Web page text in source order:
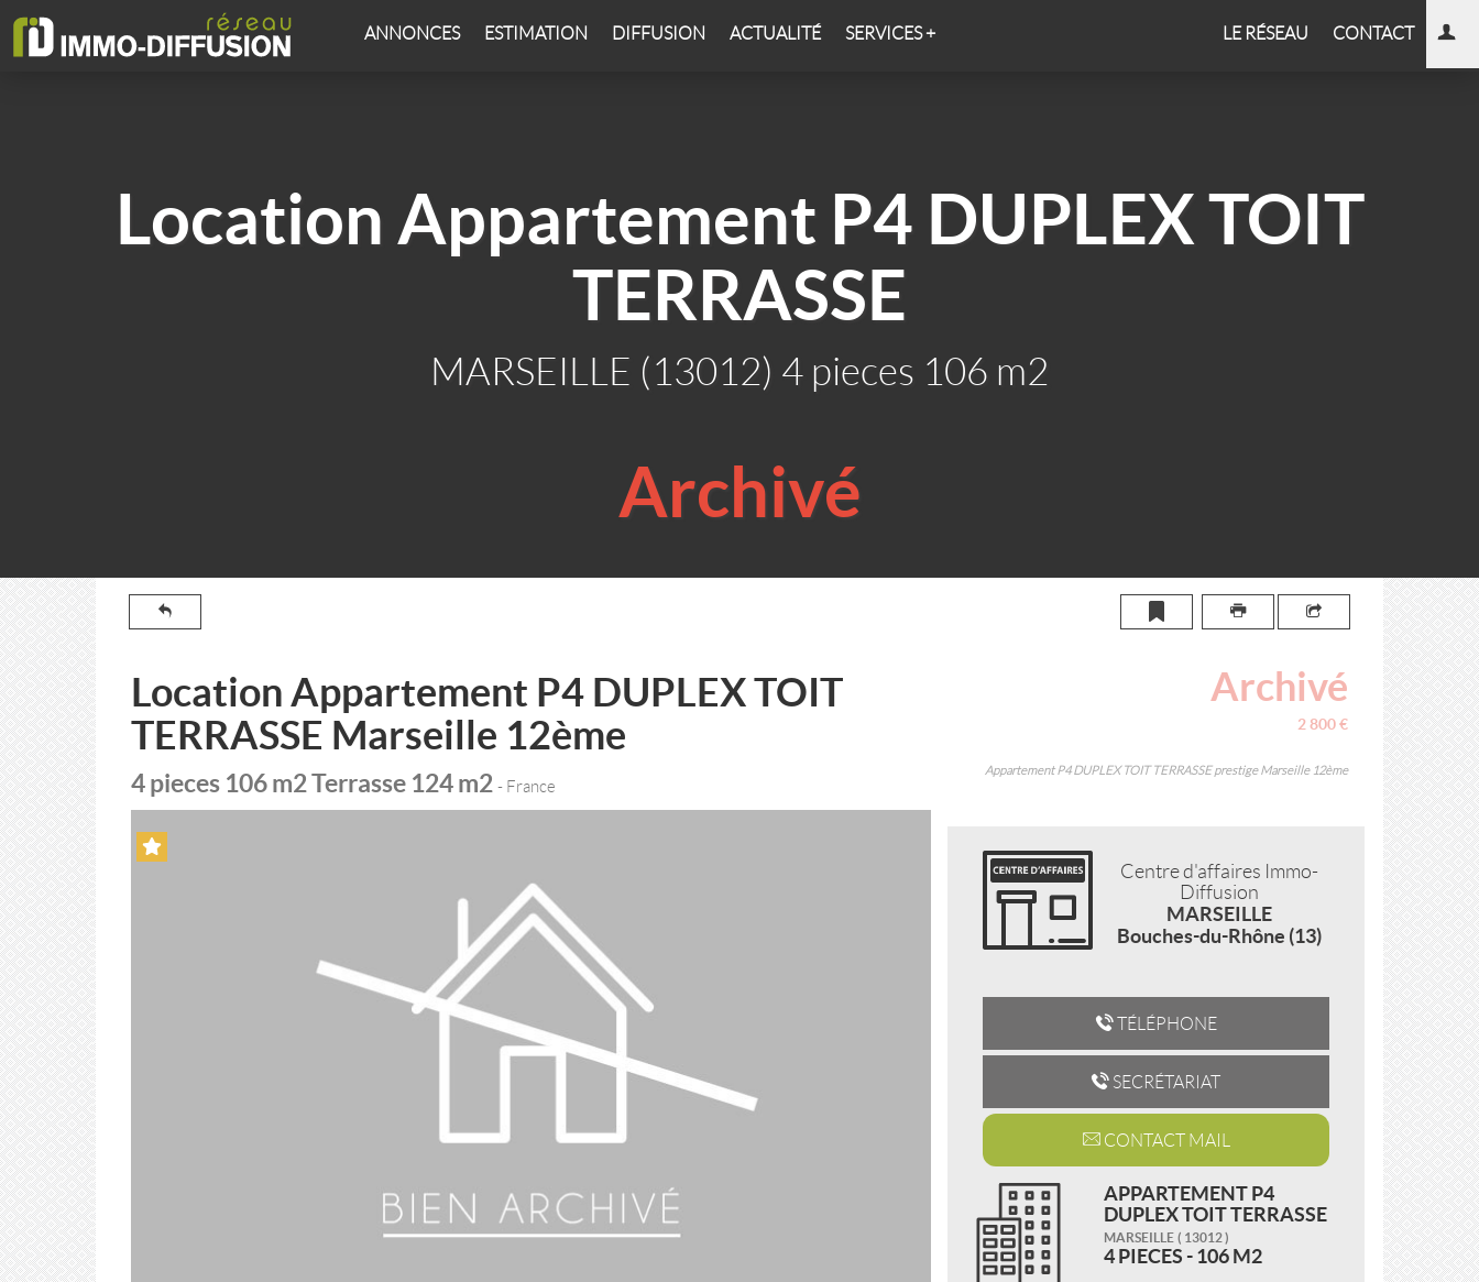
ANNONCES ESTIMATION DIFFUSION ACTUALITÉ SERVICES + CONTACT
LE RÉSEAU
Location Appartement P4 DUPLEX TOIT
TERRASSE
MARSEILLE (13012) 4 pieces 106 m2
Archivé
Location Appartement P4 DUPLEX TOIT
TERRASSE Marseille 12ème
4 pieces 106 m2 Terrasse 124 m2 - France
Archivé
2 800€
Appartement P4 DUPLEX TOIT TERRASSE prestige Marseille 12ème
Centre d'affaires Immo-
Diffusion
MARSEILLE
Bouches-du-Rhône (13)
TÉLÉPHONE
SECRÉTARIAT
CONTACT MAIL
APPARTEMENT P4
DUPLEX TOIT TERRASSE
MARSEILLE ( 13012 )
4 PIECES -106 M2